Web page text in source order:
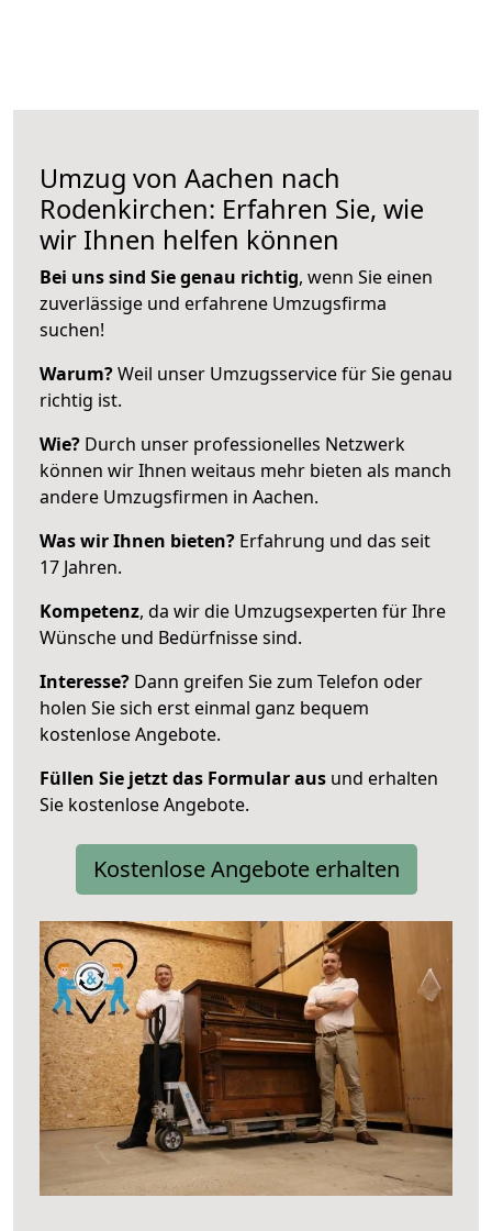
Umzug von Aachen nach
Rodenkirchen: Erfahren Sie, wie
wir Ihnen helfen können
Bei uns sind Sie genau richtig, wenn Sie einen
zuverlässige und erfahrene Umzugsfirma
suchen!
Warum?Weil unser Umzugsservice für Sie genau
richtig ist.
Wie? Durch unser professionelles Netzwerk
können wir Ihnen weitaus mehr bieten als manch
andere Umzugsfirmen in Aachen.
Was wir Ihnen bieten? Erfahrung und das seit
17 Jahren.
Kompetenz, da wir die Umzugsexperten für Ihre
Wünsche und Bedürfnisse sind.
Interesse? Dann greifen Sie zum Telefon oder
holen Sie sich erst einmal ganz bequem
kostenlose Angebote.
Füllen Sie jetzt das Formular aus und erhalten
Sie kostenlose Angebote.
Kostenlose Angebote erhalten